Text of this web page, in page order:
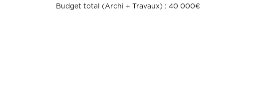
Budget total (Archi + Travaux) : 40 000€